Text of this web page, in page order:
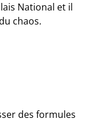
National et il
chaos.
des formules